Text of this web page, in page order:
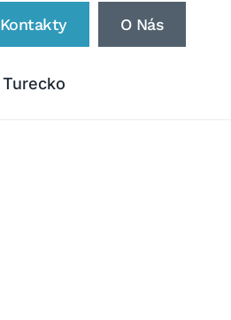
Kontakty O Nás
Turecko